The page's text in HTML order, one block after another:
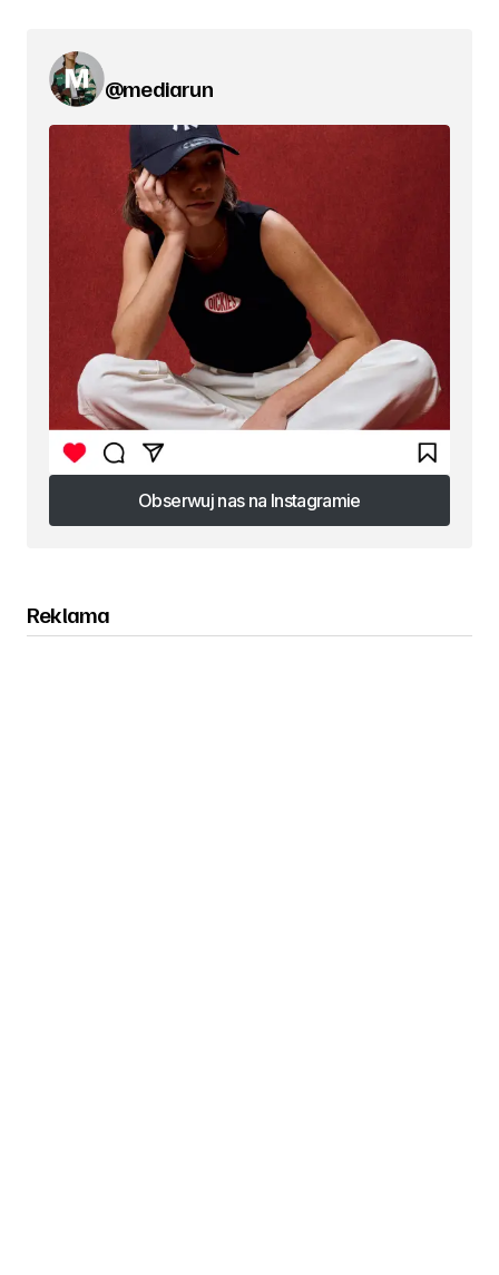
@mediarun
Obserwuj nas na Instagramie
Obserwuj nas na Instagramie
Reklama